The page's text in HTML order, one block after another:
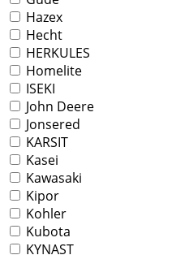
Hazex
Hecht
HERKULES
Homelite
ISEKI
John Deere
Jonsered
KARSIT
Kasei
Kawasaki
Kipor
Kohler
Kubota
KYNAST